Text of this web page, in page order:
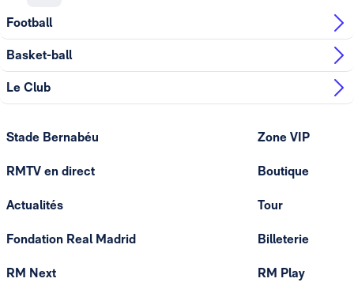
Football
Basket-ball
Le Club
Stade Bernabéu
RMTV en direct
Actualités
Fondation Real Madrid
RM Next
Zone VIP
Boutique
Tour
Billeterie
RM Play